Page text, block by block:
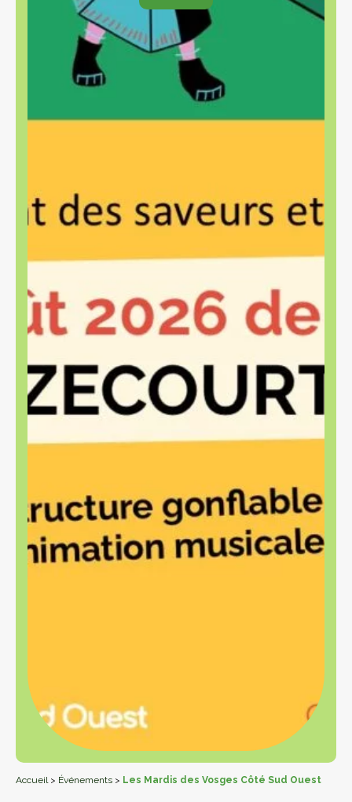
Accueil > Événements > Les Mardis des Vosges Côté Sud Ouest